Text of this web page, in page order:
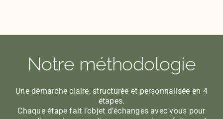
Notre méthodologie
Une démarche claire, structurée et personnalisée en 4
étapes.
Chaque étape fait l’objet d’échanges avec vous pour